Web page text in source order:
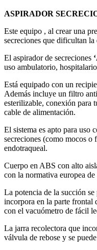
ASPIRADOR
Este equipo , al crear una
secreciones que dificultan la
El aspirador de secreciones
uso ambulatorio,
Está equipado con un
Además incluye un filtro
esterilizable, conexión para
cable de alimentación.
El sistema es apto para uso
secreciones (como mocos
endotraqueal.
Cuerpo en ABS con alto
con la normativa europea
La potencia de la succión
incorpora en la parte frontal
con el vacuómetro de fácil
La jarra recolectora que
válvula de rebose y se